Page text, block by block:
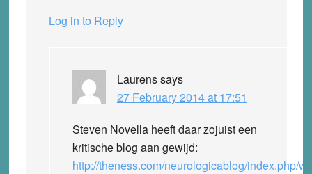
Log in to Reply
Laurenssays
27 February 2014 at 17:51
Steven Novella heeft daar zojuist een
kritische blog aan gewijd:
http://theness.com/neurologicablog/index.php/